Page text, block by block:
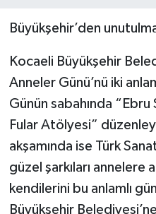
Büyükşehir’den
Kocaeli Büyükşehir
Anneler Günü’nü iki
Günün sabahında “Ebru
Fular Atölyesi”
akşamında ise Türk
güzel şarkıları
kendilerini bu anlamlı
Büyükşehir